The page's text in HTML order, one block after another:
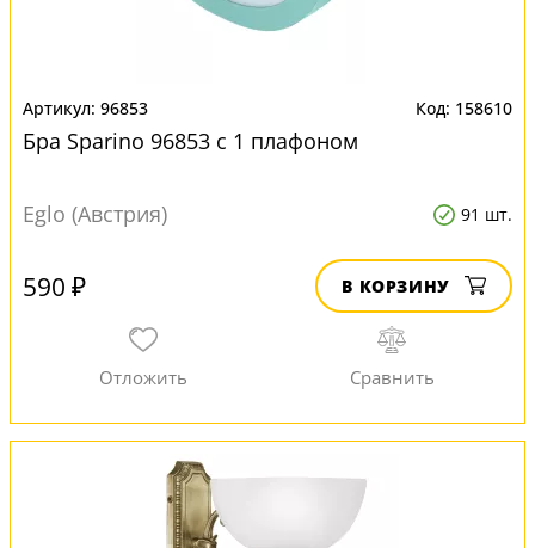
96853 158610
Бра Sparino 96853 с 1 плафоном
Eglo (Австрия) 91 шт.
590 ₽ В КОРЗИНУ